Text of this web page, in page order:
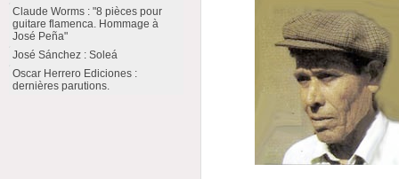
Claude Worms : "8 pièces pour
guitare flamenca. Hommage à
José Peña"
José Sánchez : Soleá
Oscar Herrero Ediciones :
dernières parutions.